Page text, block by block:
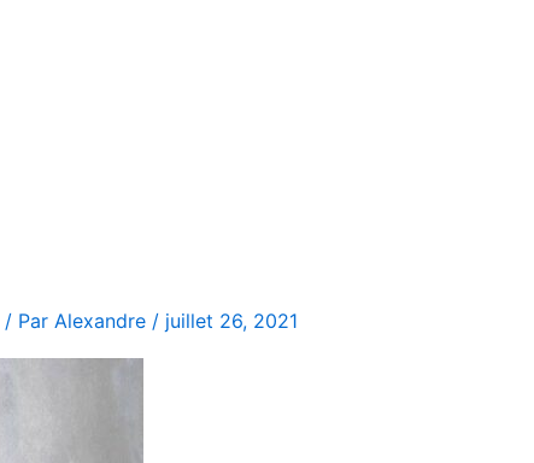
/ Par Alexandre / juillet 26, 2021